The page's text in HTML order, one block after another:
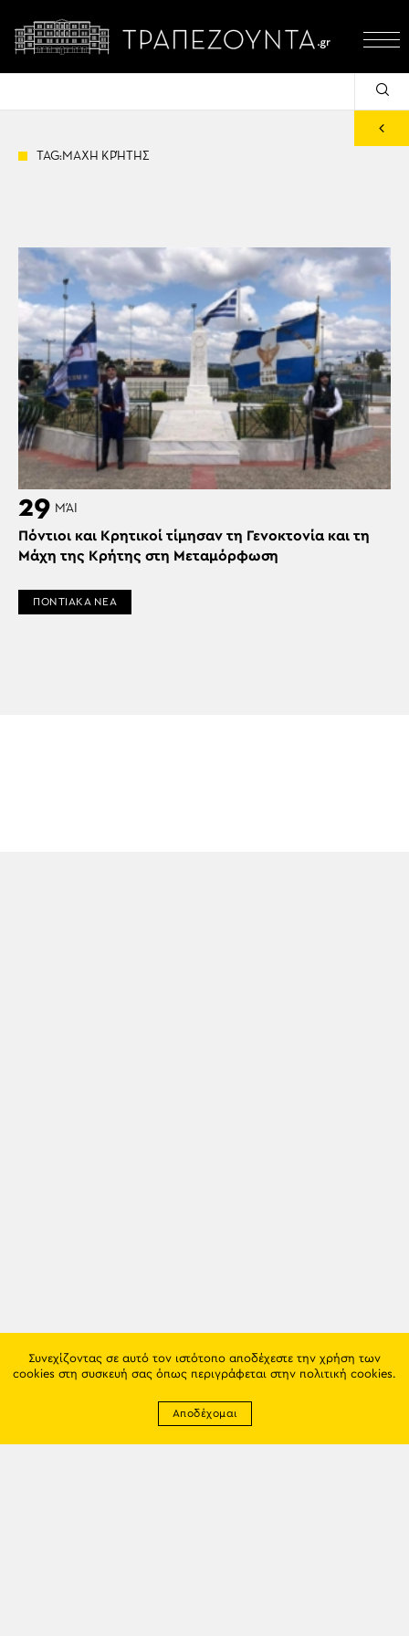
TAG:ΜΑΧΗ ΚΡΉΤΗΣ
29 ΜΆΙ
Πόντιοι και Κρητικοί τίμησαν τη Γενοκτονία και τη
Μάχη της Κρήτης στη Μεταμόρφωση
ΠΟΝΤΙΑΚΑ ΝΕΑ
Συνεχίζοντας σε αυτό τον ιστότοπο αποδέχεστε την χρήση των
cookies στη συσκευή σας όπως περιγράφεται στην πολιτική cookies.
Αποδέχομαι